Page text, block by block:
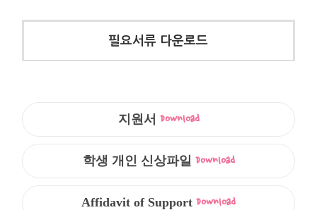
필요서류 다운로드
지원서 Download
학생 개인 신상파일 Download
Affidavit of Support Download